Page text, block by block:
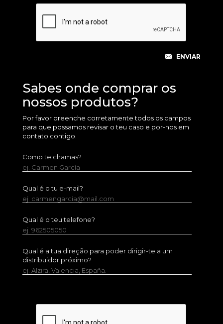
Sabes onde comprar os
nossos produtos?
Por favor preenche corretamente todos os campos
para que possamos revisar o teu caso e por-nos em
contato contigo.
Como te chamas?
ej. Carmen García
Qual é o tu e-mail?
ej. carmengarcia@mail.com
Qual é o teu telefone?
ej. 962505050
Qual é a tua direção para poder dirigir-te a um
distribuidor próximo?
ej. Alzira, Valencia, España.